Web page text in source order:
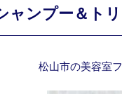
ャンプー＆ト
松山市の美容室